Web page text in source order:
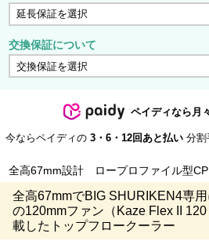
交換保証について
ペイディなら月
今ならペイディの 3・6・12回あと払い 分
全高67mm設計 ロープロファイル型
全高67mmでBIG SHURIKEN4専
の120mmファン（Kaze Flex II
載したトップフロークーラー